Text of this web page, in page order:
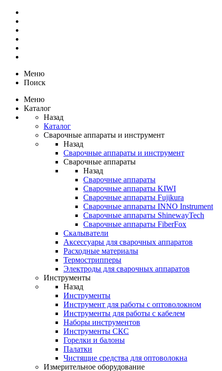
Меню
Поиск
Меню
Каталог
Назад
Каталог
Сварочные аппараты и инструмент
Назад
Сварочные аппараты и инструмент
Сварочные аппараты
Назад
Сварочные аппараты
Сварочные аппараты KIWI
Сварочные аппараты Fujikura
Сварочные аппараты INNO Instrument
Сварочные аппараты ShinewayTech
Cварочные аппараты FiberFox
Скалыватели
Аксессуары для сварочных аппаратов
Расходные материалы
Термострипперы
Электроды для сварочных аппаратов
Инструменты
Назад
Инструменты
Инструмент для работы с оптоволокном
Инструменты для работы с кабелем
Наборы инструментов
Инструменты СКС
Горелки и балоны
Палатки
Чистящие средства для оптоволокна
Измерительное оборудование